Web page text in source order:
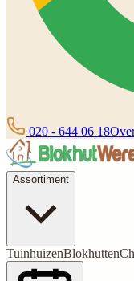
020 - 644 06 18
Assortiment
TuinhuizenBlokhutten